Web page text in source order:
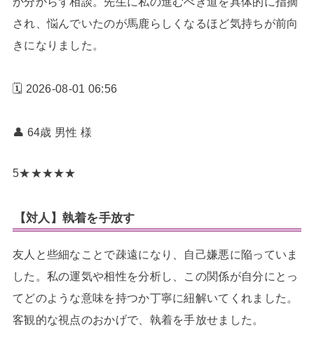
され、悩んでいたのが馬鹿らしくなるほど気持ちが前向
きになりました。
🗓️ 2026-08-01 06:56
👤 64歳 男性 様
5★★★★★
【対人】執着を手放す
友人と些細なことで疎遠になり、自己嫌悪に陥っていま
した。私の運気や相性を分析し、この関係が自分にとっ
てどのような意味を持つか丁寧に紐解いてくれました。
客観的な視点のおかげで、執着を手放せました。